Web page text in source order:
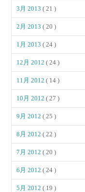
3月 2013( 21 )
2月 2013( 20 )
1月 2013( 24 )
12月 2012( 24 )
11月 2012( 14 )
10月 2012( 27 )
9月 2012( 25 )
8月 2012( 22 )
7月 2012( 20 )
6月 2012( 24 )
5月 2012( 19 )